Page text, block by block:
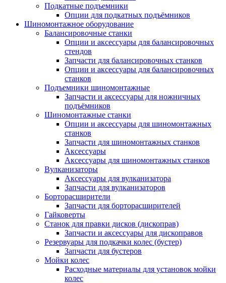
Подкатные подъемники
Опции для подкатных подъёмников
Шиномонтажное оборудование
Балансировочные станки
Опции и аксессуары для балансировочных
стендов
Запчасти для балансировочных станков
Опции и аксессуары для балансировочных
станков
Подъемники шиномонтажные
Запчасти и аксессуары для ножничных
подъёмников
Шиномонтажные станки
Опции и аксессуары для шиномонтажных
станков
Запчасти для шиномонтажных станков
Аксессуары
Аксессуары для шиномонтажных станков
Вулканизаторы
Аксессуары для вулканизатора
Запчасти для вулканизаторов
Борторасширители
Запчасти для борторасширителей
Гайковерты
Станок для правки дисков (дископрав)
Запчасти и аксессуары для дископравов
Резервуары для подкачки колес (бустер)
Запчасти для бустеров
Мойки колес
Расходные материалы для установок мойки
колес